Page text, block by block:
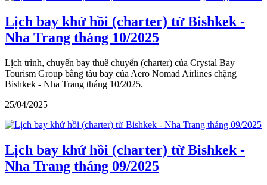
Lịch bay khứ hồi (charter) từ Bishkek -
Nha Trang tháng 10/2025
Lịch trình, chuyến bay thuê chuyến (charter) của Crystal Bay
Tourism Group bằng tàu bay của Aero Nomad Airlines chặng
Bishkek - Nha Trang tháng 10/2025.
25/04/2025
Lịch bay khứ hồi (charter) từ Bishkek -
Nha Trang tháng 09/2025